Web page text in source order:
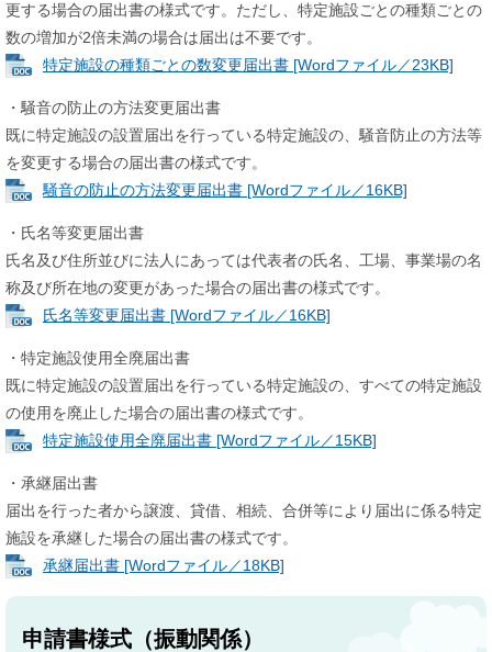
更する場合の届出書の様式です。ただし、特定施設ごとの種類ごとの
数の増加が2倍未満の場合は届出は不要です。
特定施設の種類ごとの数変更届出書 [Wordファイル／23KB]
・騒音の防止の方法変更届出書
既に特定施設の設置届出を行っている特定施設の、騒音防止の方法等
を変更する場合の届出書の様式です。
騒音の防止の方法変更届出書 [Wordファイル／16KB]
・氏名等変更届出書
氏名及び住所並びに法人にあっては代表者の氏名、工場、事業場の名
称及び所在地の変更があった場合の届出書の様式です。
氏名等変更届出書 [Wordファイル／16KB]
・特定施設使用全廃届出書
既に特定施設の設置届出を行っている特定施設の、すべての特定施設
の使用を廃止した場合の届出書の様式です。
特定施設使用全廃届出書 [Wordファイル／15KB]
・承継届出書
届出を行った者から譲渡、貸借、相続、合併等により届出に係る特定
施設を承継した場合の届出書の様式です。
承継届出書 [Wordファイル／18KB]
申請書様式（振動関係）